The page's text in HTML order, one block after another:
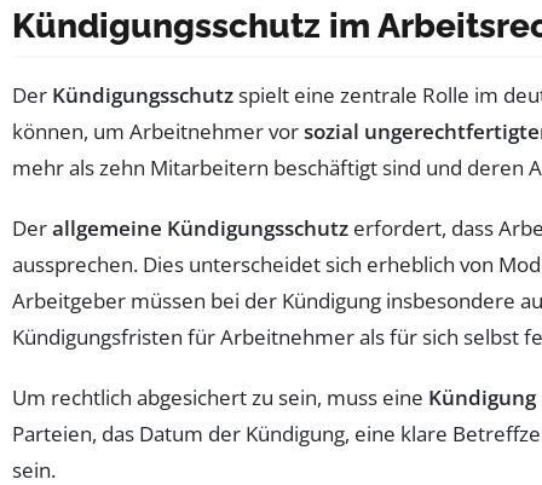
Kündigungsschutz im
Der Kündigungsschutzspielt eine zentrale Rolle im
können, um Arbeitnehmer vorsozial
mehr als zehn Mitarbeitern beschäftigt sind und deren
Derallgemeine Kündigungsschutz erfordert, dass
aussprechen. Dies unterscheidet sich erheblich von
Arbeitgeber müssen bei der Kündigung insbesondere
Kündigungsfristen für Arbeitnehmer als für sich selbst
Um rechtlich abgesichert zu sein, muss eine Kündigung
Parteien, das Datum der Kündigung, eine klare
sein.